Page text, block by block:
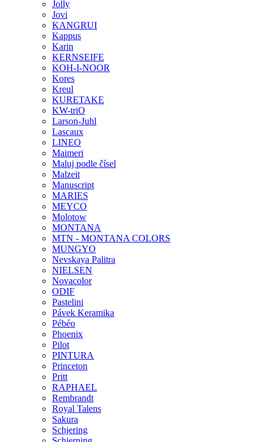
Jolly
Jovi
KANGRUI
Kappus
Karin
KERNSEIFE
KOH-I-NOOR
Kores
Kreul
KURETAKE
KW-triO
Larson-Juhl
Lascaux
LINEO
Maimeri
Maluj podle čísel
Malzeit
Manuscript
MARIES
MEYCO
Molotow
MONTANA
MTN - MONTANA COLORS
MUNGYO
Nevskaya Palitra
NIELSEN
Novacolor
ODIF
Pastelini
Pávek Keramika
Pébéo
Phoenix
Pilot
PINTURA
Princeton
Pritt
RAPHAEL
Rembrandt
Royal Talens
Sakura
Schjering